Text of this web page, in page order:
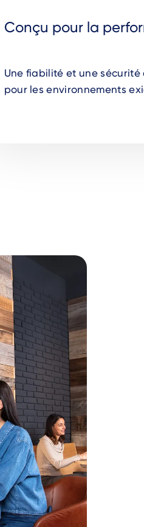
Conçu pour la
Une fiabilité et une sécurité
pour les environnements